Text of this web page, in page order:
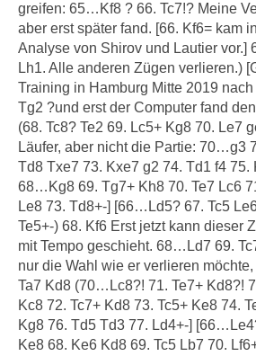
greifen: 65…Kf8 ? 66. Tc7!? Meine
aber erst später fand. [66. Kf6= kam
Analyse von Shirov und Lautier
Lh1. Alle anderen Zügen verlieren.)
Training in Hamburg Mitte 2019
Tg2 ?und erst der Computer fand
(68. Tc8? Te2 69. Lc5+ Kg8 70. Le7
Läufer, aber nicht die Partie: 70…g3
Td8 Txe7 73. Kxe7 g2 74. Td1 f4 75.
68…Kg8 69. Tg7+ Kh8 70. Te7 Lc6
Le8 73. Td8+-] [66…Ld5? 67. Tc5
Te5+-) 68. Kf6 Erst jetzt kann dieser
mit Tempo geschieht. 68…Ld7 69.
nur die Wahl wie er verlieren
Ta7 Kd8 (70…Lc8?! 71. Te7+ Kd8?!
Kc8 72. Tc7+ Kd8 73. Tc5+ Ke8 74.
Kg8 76. Td5 Td3 77. Ld4+-]
Ke8 68. Ke6 Kd8 69. Tc5 Lb7 70.